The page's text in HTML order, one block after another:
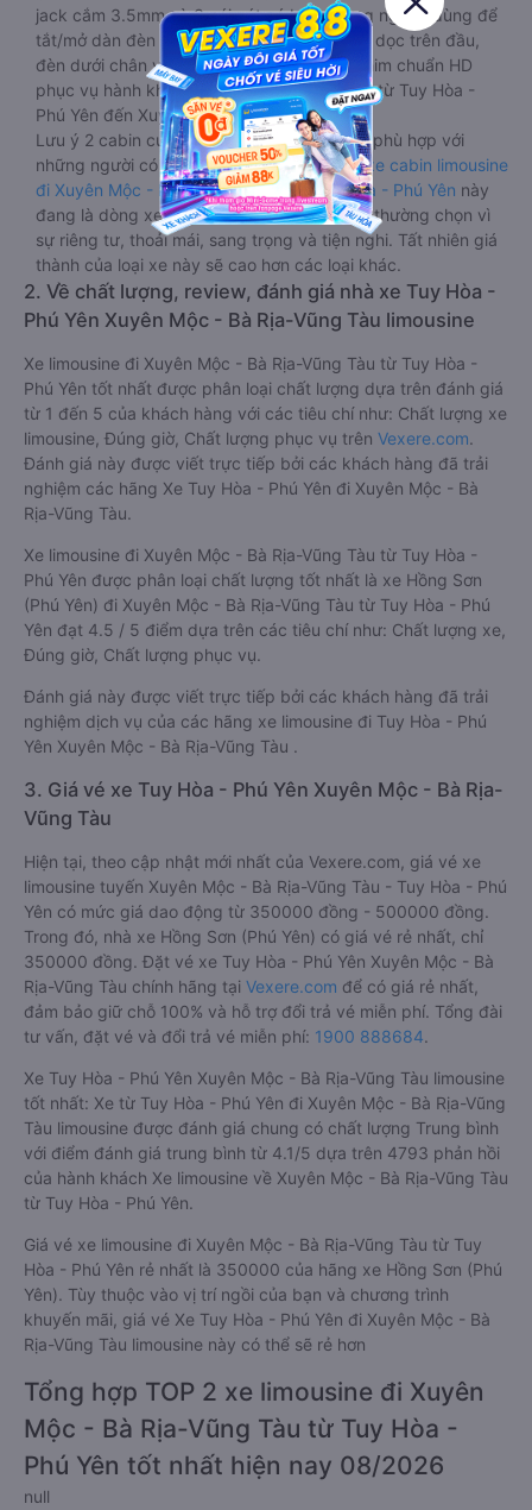
jack cắm 3.5mm và 3 cái nút có biểu tượng nguồn dùng để
tắt/mở dàn đèn chính của buồng nằm chạy dọc trên đầu,
đèn dưới chân và màn hình tv có đầy đủ phim chuẩn HD
phục vụ hành khách giải trí trong chuyến đi từ Tuy Hòa -
Phú Yên đến Xuyên Mộc - Bà Rịa-Vũng Tàu.
Lưu ý 2 cabin cuối thường thiết kế nhỏ hơn phù hợp với
những người có thân hình nhỏ nhắn. Dòngxe cabin limousine
đi Xuyên Mộc - Bà Rịa-Vũng Tàu từ Tuy Hòa - Phú Yên này
đang là dòng xe cao cấp nhất, hành khách thường chọn vì
sự riêng tư, thoải mái, sang trọng và tiện nghi. Tất nhiên giá
thành của loại xe này sẽ cao hơn các loại khác.
2. Về chất lượng, review, đánh giá nhà xe Tuy Hòa -
Phú Yên Xuyên Mộc - Bà Rịa-Vũng Tàu limousine
Xe limousine đi Xuyên Mộc - Bà Rịa-Vũng Tàu từ Tuy Hòa -
Phú Yên tốt nhất được phân loại chất lượng dựa trên đánh giá
từ 1 đến 5 của khách hàng với các tiêu chí như: Chất lượng xe
limousine, Đúng giờ, Chất lượng phục vụ trên Vexere.com.
Đánh giá này được viết trực tiếp bởi các khách hàng đã trải
nghiệm các hãng Xe Tuy Hòa - Phú Yên đi Xuyên Mộc - Bà
Rịa-Vũng Tàu.
Xe limousine đi Xuyên Mộc - Bà Rịa-Vũng Tàu từ Tuy Hòa -
Phú Yên được phân loại chất lượng tốt nhất là xe Hồng Sơn
(Phú Yên) đi Xuyên Mộc - Bà Rịa-Vũng Tàu từ Tuy Hòa - Phú
Yên đạt 4.5 / 5 điểm dựa trên các tiêu chí như: Chất lượng xe,
Đúng giờ, Chất lượng phục vụ.
Đánh giá này được viết trực tiếp bởi các khách hàng đã trải
nghiệm dịch vụ của các hãng xe limousine đi Tuy Hòa - Phú
Yên Xuyên Mộc - Bà Rịa-Vũng Tàu .
3. Giá vé xe Tuy Hòa - Phú Yên Xuyên Mộc - Bà Rịa-
Vũng Tàu
Hiện tại, theo cập nhật mới nhất của Vexere.com, giá vé xe
limousine tuyến Xuyên Mộc - Bà Rịa-Vũng Tàu - Tuy Hòa - Phú
Yên có mức giá dao động từ 350000 đồng - 500000 đồng.
Trong đó, nhà xe Hồng Sơn (Phú Yên) có giá vé rẻ nhất, chỉ
350000 đồng. Đặt vé xe Tuy Hòa - Phú Yên Xuyên Mộc - Bà
Rịa-Vũng Tàu chính hãng tại Vexere.com để có giá rẻ nhất,
đảm bảo giữ chỗ 100% và hỗ trợ đổi trả vé miễn phí. Tổng đài
tư vấn, đặt vé và đổi trả vé miễn phí: 1900 888684.
Xe Tuy Hòa - Phú Yên Xuyên Mộc - Bà Rịa-Vũng Tàu limousine
tốt nhất: Xe từ Tuy Hòa - Phú Yên đi Xuyên Mộc - Bà Rịa-Vũng
Tàu limousine được đánh giá chung có chất lượng Trung bình
với điểm đánh giá trung bình từ 4.1/5 dựa trên 4793 phản hồi
của hành khách Xe limousine về Xuyên Mộc - Bà Rịa-Vũng Tàu
từ Tuy Hòa - Phú Yên.
Giá vé xe limousine đi Xuyên Mộc - Bà Rịa-Vũng Tàu từ Tuy
Hòa - Phú Yên rẻ nhất là 350000 của hãng xe Hồng Sơn (Phú
Yên). Tùy thuộc vào vị trí ngồi của bạn và chương trình
khuyến mãi, giá vé Xe Tuy Hòa - Phú Yên đi Xuyên Mộc - Bà
Rịa-Vũng Tàu limousine này có thể sẽ rẻ hơn
Tổng hợp TOP 2 xe limousine đi Xuyên
Mộc - Bà Rịa-Vũng Tàu từ Tuy Hòa -
Phú Yên tốt nhất hiện nay 08/2026
null